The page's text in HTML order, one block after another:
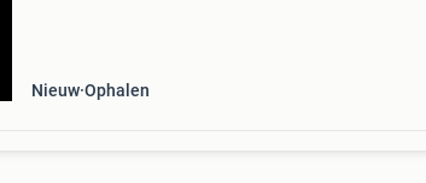
Nieuw Ophalen